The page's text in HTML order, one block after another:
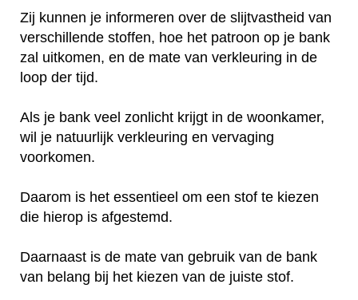
Zij kunnen je informeren over de slijtvastheid van
verschillende stoffen, hoe het patroon op je bank
zal uitkomen, en de mate van verkleuring in de
loop der tijd.
Als je bank veel zonlicht krijgt in de woonkamer,
wil je natuurlijk verkleuring en vervaging
voorkomen.
Daarom is het essentieel om een stof te kiezen
die hierop is afgestemd.
Daarnaast is de mate van gebruik van de bank
van belang bij het kiezen van de juiste stof.